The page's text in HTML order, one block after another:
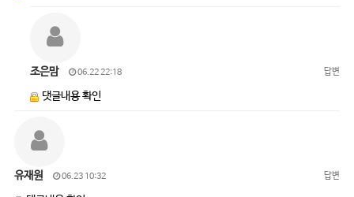
조은맘 06.22 22:18 답변
댓글내용 확인
유재원 06.23 10:32 답변